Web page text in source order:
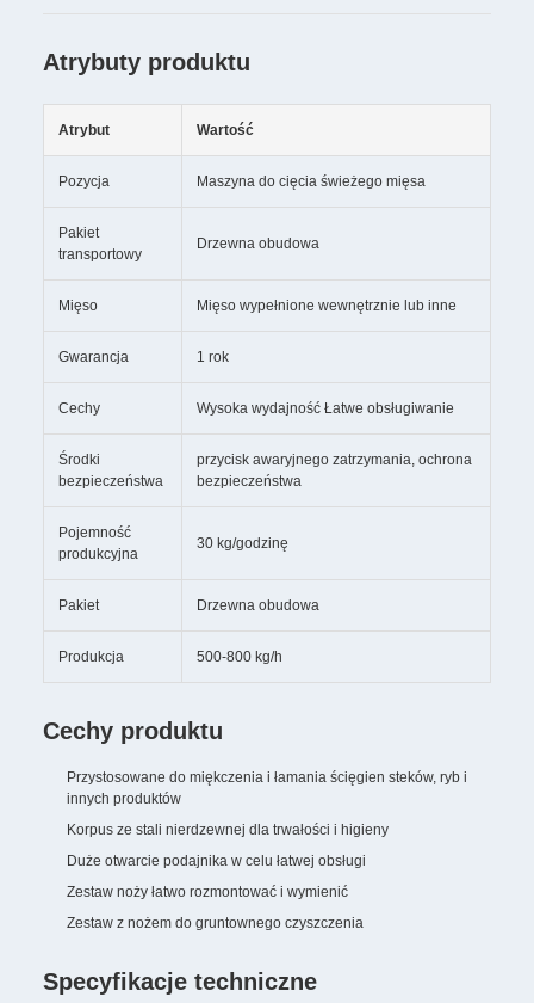
Atrybuty produktu
Atrybut Wartość
Pozycja Maszyna do cięcia świeżego mięsa
Pakiet
transportowy
Drzewna obudowa
Mięso Mięso wypełnione wewnętrznie lub inne
Gwarancja 1 rok
Cechy Wysoka wydajność Łatwe obsługiwanie
Środki
bezpieczeństwa
przycisk awaryjnego zatrzymania, ochrona
bezpieczeństwa
Pojemność
produkcyjna
30 kg/godzinę
Pakiet Drzewna obudowa
Produkcja 500-800 kg/h
Cechy produktu
Przystosowane do miękczenia i łamania ścięgien steków, ryb i
innych produktów
Korpus ze stali nierdzewnej dla trwałości i higieny
Duże otwarcie podajnika w celu łatwej obsługi
Zestaw noży łatwo rozmontować i wymienić
Zestaw z nożem do gruntownego czyszczenia
Specyfikacje techniczne